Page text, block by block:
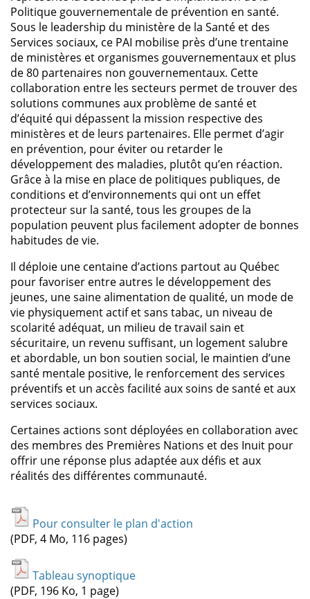
Politique gouvernementale de prévention en santé.
Sous le leadership du ministère de la Santé et des
Services sociaux, ce PAI mobilise près d’une trentaine
de ministères et organismes gouvernementaux et plus
de 80 partenaires non gouvernementaux. Cette
collaboration entre les secteurs permet de trouver des
solutions communes aux problème de santé et
d’équité qui dépassent la mission respective des
ministères et de leurs partenaires. Elle permet d’agir
en prévention, pour éviter ou retarder le
développement des maladies, plutôt qu’en réaction.
Grâce à la mise en place de politiques publiques, de
conditions et d’environnements qui ont un effet
protecteur sur la santé, tous les groupes de la
population peuvent plus facilement adopter de bonnes
habitudes de vie.
Il déploie une centaine d’actions partout au Québec
pour favoriser entre autres le développement des
jeunes, une saine alimentation de qualité, un mode de
vie physiquement actif et sans tabac, un niveau de
scolarité adéquat, un milieu de travail sain et
sécuritaire, un revenu suffisant, un logement salubre
et abordable, un bon soutien social, le maintien d’une
santé mentale positive, le renforcement des services
préventifs et un accès facilité aux soins de santé et aux
services sociaux.
Certaines actions sont déployées en collaboration avec
des membres des Premières Nations et des Inuit pour
offrir une réponse plus adaptée aux défis et aux
réalités des différentes communauté.
Pour consulter le plan d'action
(PDF, 4 Mo, 116 pages)
Tableau synoptique
(PDF, 196 Ko, 1 page)